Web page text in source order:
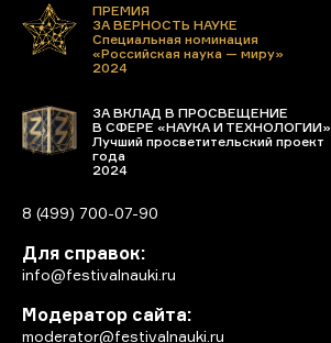
ПРЕМИЯ
ЗА ВЕРНОСТЬ НАУКЕ
Специальная номинация
«Российская наука — миру»
2024
ЗА ВКЛАД В ПРОСВЕЩЕНИЕ
В СФЕРЕ «НАУКА И ТЕХНОЛОГИИ»
Лучший просветительский проект
года
2024
8 (499) 700-07-90
Для справок:
info@festivalnauki.ru
Модератор сайта:
moderator@festivalnauki.ru